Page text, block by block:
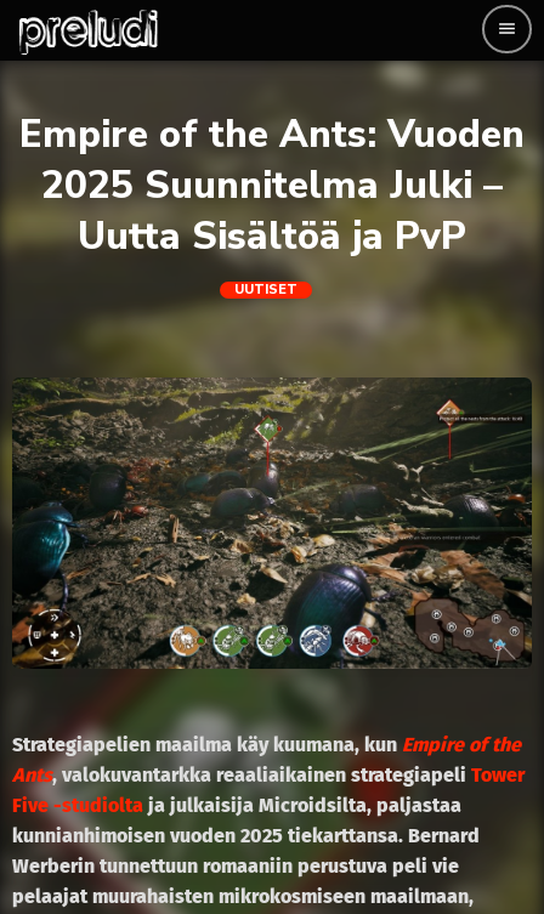
menu
Empire of the Ants: Vuoden
2025 Suunnitelma Julki –
Uutta Sisältöä ja PvP
UUTISET
Strategiapelien maailma käy kuumana, kun Empire of the
Ants, valokuvantarkka reaaliaikainen strategiapeli Tower
Five -studiolta ja julkaisija Microidsilta, paljastaa
kunnianhimoisen vuoden 2025 tiekarttansa. Bernard
Werberin tunnettuun romaaniin perustuva peli vie
pelaajat muurahaisten mikrokosmiseen maailmaan,